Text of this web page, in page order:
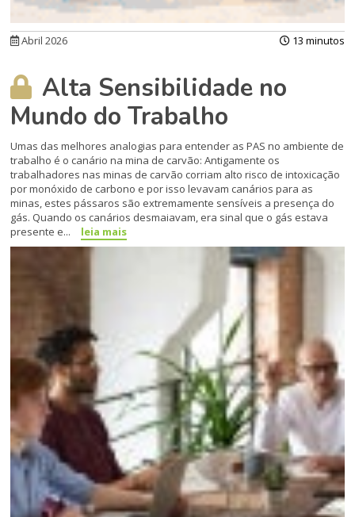
Abril 2026 13 minutos
Alta Sensibilidade no
Mundo do Trabalho
Umas das melhores analogias para entender as PAS no ambiente de
trabalho é o canário na mina de carvão: Antigamente os
trabalhadores nas minas de carvão corriam alto risco de intoxicação
por monóxido de carbono e por isso levavam canários para as
minas, estes pássaros são extremamente sensíveis a presença do
gás. Quando os canários desmaiavam, era sinal que o gás estava
presente e...
leia mais